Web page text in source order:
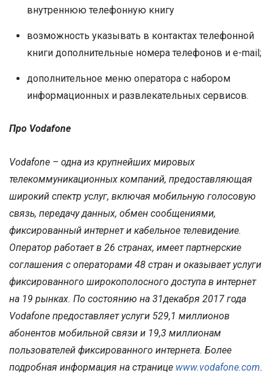
внутреннюю телефонную книгу
возможность указывать в контактах телефонной
книги дополнительные номера телефонов и e-mail;
дополнительное меню оператора с набором
информационных и развлекательных сервисов.
Про Vodafone
Vodafone – одна из крупнейших мировых
телекоммуникационных компаний, предоставляющая
широкий спектр услуг, включая мобильную голосовую
связь, передачу данных, обмен сообщениями,
фиксированный интернет и кабельное телевидение.
Оператор работает в 26 странах, имеет партнерские
соглашения с операторами 48 стран и оказывает услуги
фиксированного широкополосного доступа в интернет
на 19 рынках. По состоянию на 31декабря 2017 года
Vodafone предоставляет услуги 529,1 миллионов
абонентов мобильной связи и 19,3 миллионам
пользователей фиксированного интернета. Более
подробная информация на странице www.vodafone.com.